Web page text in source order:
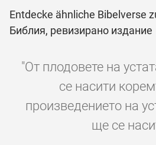
Entdecke ähnliche Bibelverse
Библия, ревизирано издание
"От плодовете на
се насити
произведението на
ще се